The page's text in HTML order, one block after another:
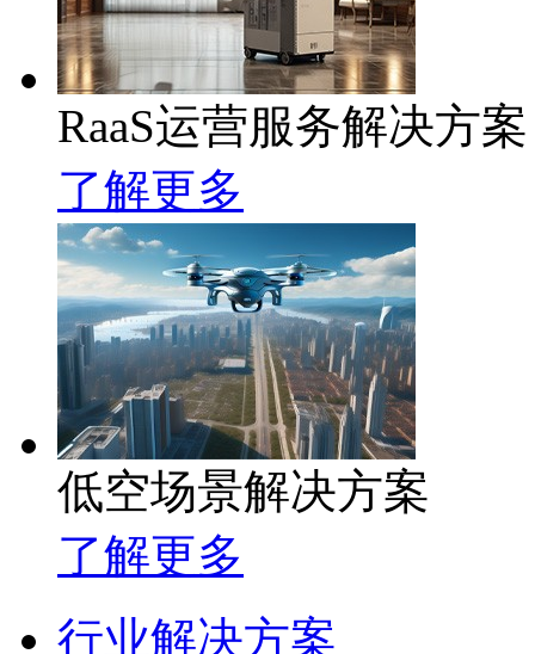
RaaS运营服务解决方案
了解更多
低空场景解决方案
了解更多
行业解决方案